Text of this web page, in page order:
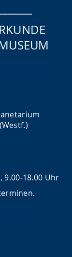
9.00-18.00 Uhr